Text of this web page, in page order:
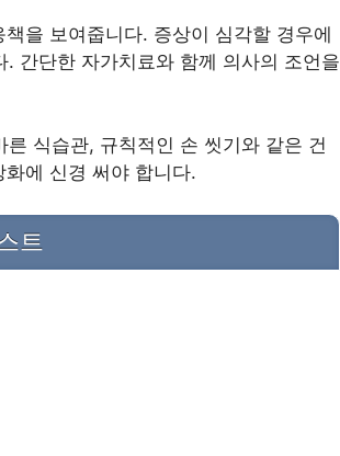
을 보여줍니다. 증상이 심각할 경우에
간단한 자가치료와 함께 의사의 조언을
식습관, 규칙적인 손 씻기와 같은 건
에 신경 써야 합니다.
트